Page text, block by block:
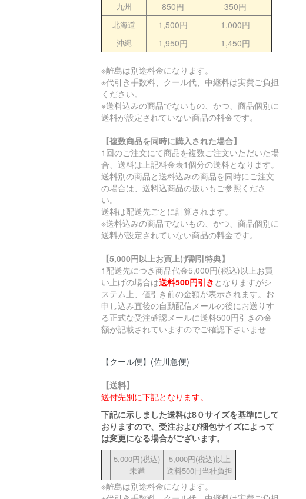
九州 850円 350円
北海道 1,500円 1,000円
沖縄 1,950円 1,450円
※離島は別途料金になります。
※代引き手数料、クール代、中継料は実費ご負担
ください。
※送料込みの商品でないもの、かつ、商品個別に
送料が設定されていない商品の料金です。
【複数商品を同時に購入された場合】
1回のご注文にて商品を複数ご注文いただいた場
合、送料は上記料金表1個分の送料となります。
送料別の商品と送料込みの商品を同時にご注文
の場合は、送料込商品の扱いもご参照くださ
い。
送料は配送先ごとに計算されます。
※送料込みの商品でないもの、かつ、商品個別に
送料が設定されていない商品の料金です。
【5,000円以上お買上げ割引特典】
1配送先につき商品代金5,000円(税込)以上お買
い上げの場合は送料500円引き となりますがシ
ステム上、値引き前の金額が表示されます。お
申し込み直後の自動配信メールの後にお送りす
る正式な受注確認メールに送料500円引きの金
額が記載されていますのでご確認下さいませ
【クール便】(佐川急便)
【送料】
送付先別に下記となります。
下記に示しました送料は8０サイズを基準にして
おりますので、受注および梱包サイズによって
は変更になる場合がございます。
5,000円(税込)
未満
5,000円(税込)以上
送料500円当社負担
※離島は別途料金になります。